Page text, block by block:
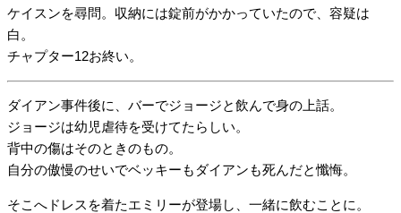
ケイスンを尋問。収納には錠前がかかっていたので、容疑は
白。
チャプター12お終い。
ダイアン事件後に、バーでジョージと飲んで身の上話。
ジョージは幼児虐待を受けてたらしい。
背中の傷はそのときのもの。
自分の傲慢のせいでベッキーもダイアンも死んだと懺悔。
そこへドレスを着たエミリーが登場し、一緒に飲むことに。